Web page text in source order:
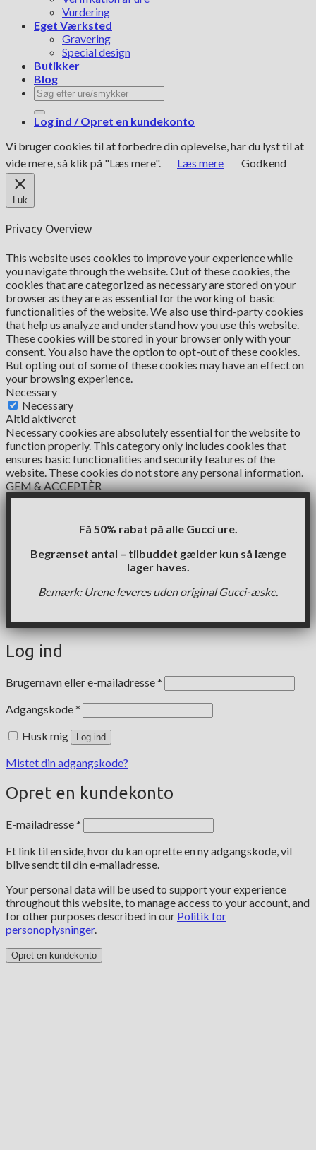
Vurdering
Eget Værksted
Gravering
Special design
Butikker
Blog
Søg
efter:
Log ind / Opret en kundekonto
Vi bruger cookies til at forbedre din oplevelse, har du lyst til at
vide mere, så klik på "Læs mere".
Læs mere Godkend
Luk
Privacy Overview
This website uses cookies to improve your experience while
you navigate through the website. Out of these cookies, the
cookies that are categorized as necessary are stored on your
browser as they are as essential for the working of basic
functionalities of the website. We also use third-party cookies
that help us analyze and understand how you use this website.
These cookies will be stored in your browser only with your
consent. You also have the option to opt-out of these cookies.
But opting out of some of these cookies may have an effect on
your browsing experience.
Necessary
Necessary
Altid aktiveret
Necessary cookies are absolutely essential for the website to
function properly. This category only includes cookies that
ensures basic functionalities and security features of the
website. These cookies do not store any personal information.
GEM & ACCEPTÈR
Få 50% rabat på alle Gucci ure.
Begrænset antal – tilbuddet gælder kun så længe
lager haves.
Bemærk: Urene leveres uden original Gucci-æske.
Log ind
Brugernavn eller e-mailadresse*
Adgangskode*
Husk mig Log ind
Mistet din adgangskode?
Opret en kundekonto
E-mailadresse*
Et link til en side, hvor du kan oprette en ny adgangskode, vil
blive sendt til din e-mailadresse.
Your personal data will be used to support your experience
throughout this website, to manage access to your account, and
for other purposes described in our Politik for
personoplysninger.
Opret en kundekonto